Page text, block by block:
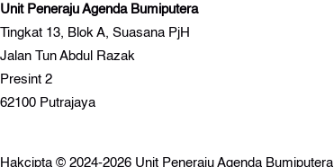
Unit Peneraju Agenda Bumiputera
Tingkat 13, Blok A, Suasana PjH
Jalan Tun Abdul Razak
Presint 2
62100 Putrajaya
Hakcipta © 2024-2026 Unit Peneraju Agenda Bumiputera